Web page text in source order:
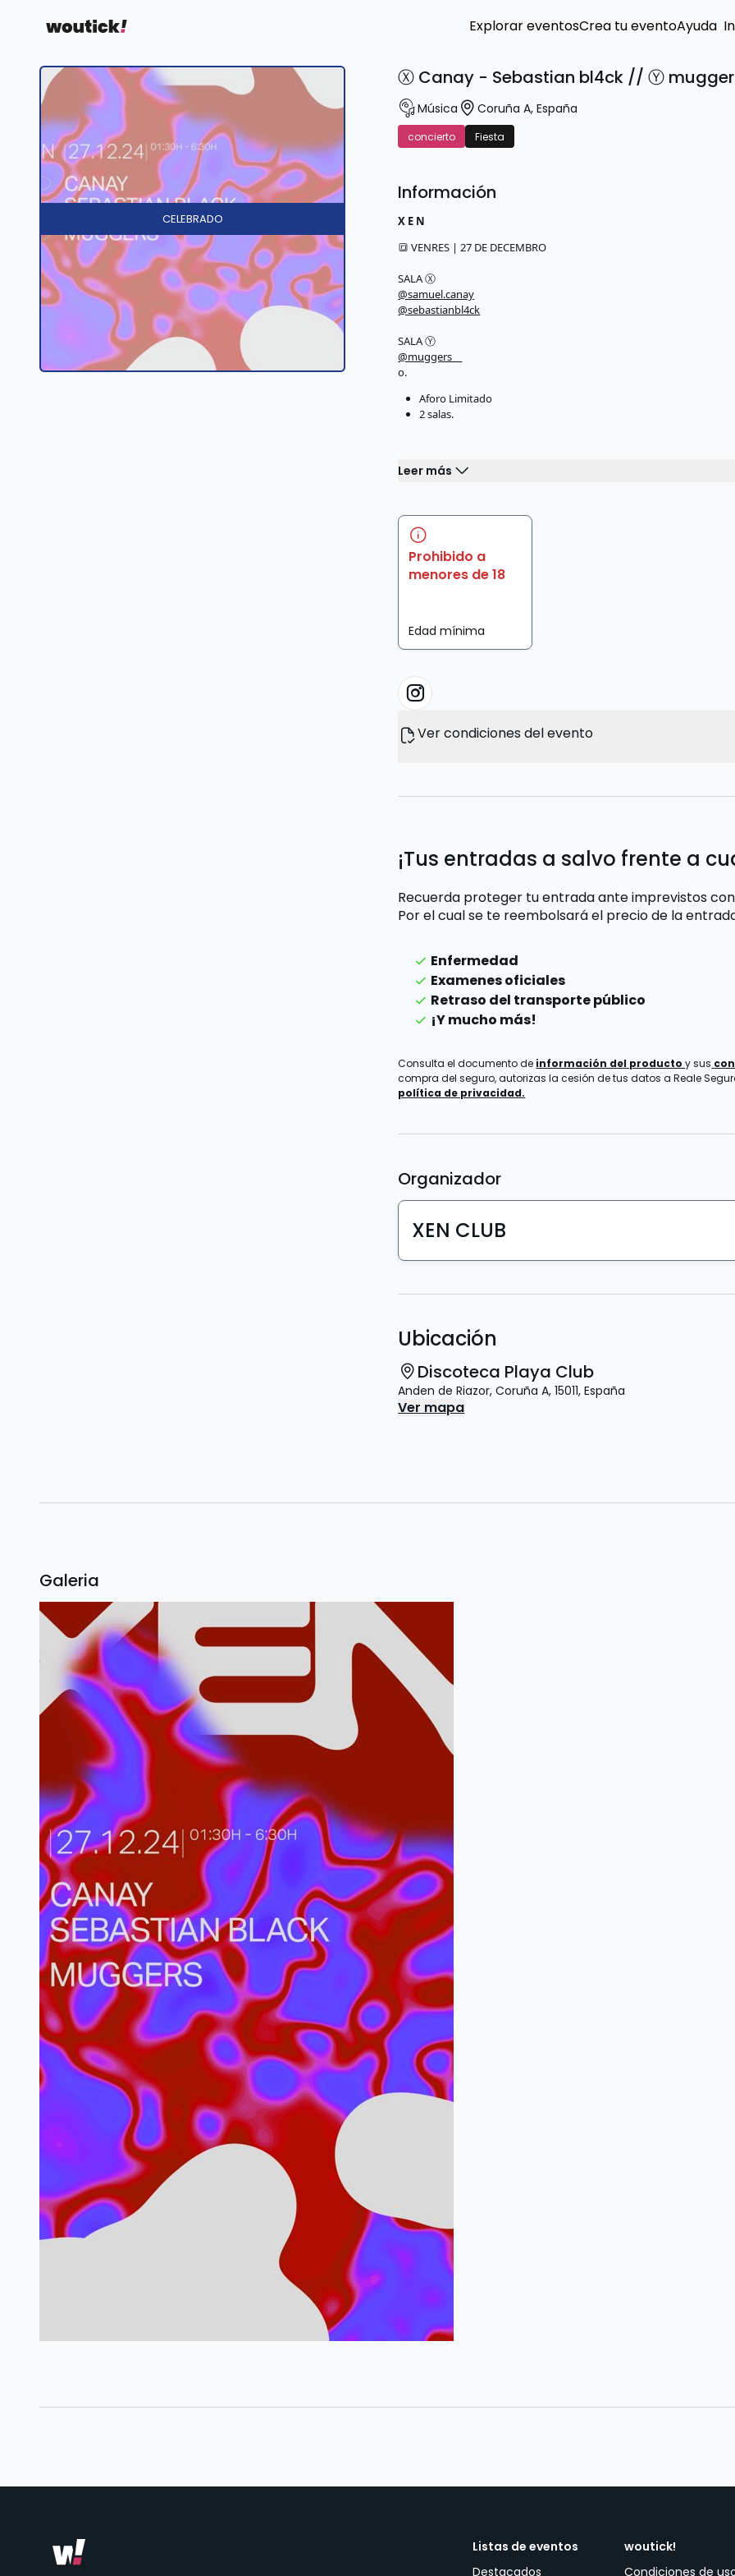
Explorar eventosCrea tu eventoAyuda
CELEBRADO
Ⓧ Canay - Sebastian bl4ck // Ⓨ
Música Coruña A, España
concierto Fiesta
Información
X E N
🔳 VENRES | 27 DE DECEMBRO
SALA Ⓧ
@samuel.canay
@sebastianbl4ck
SALA Ⓨ
@muggers__
o.
Aforo Limitado
2 salas.
Leer más
Prohibido a
menores de 18
Edad mínima
Ver condiciones del evento
¡Tus entradas a salvo frente a
Recuerda proteger tu entrada ante imprevistos
Por el cual se te reembolsará el precio de la
Enfermedad
Examenes oficiales
Retraso del transporte público
¡Y mucho más!
Consulta el documento de información del productoy sus
compra del seguro, autorizas la cesión de tus datos a Reale
política de privacidad.
Organizador
XEN CLUB
Ubicación
Discoteca Playa Club
Anden de Riazor, Coruña A, 15011, España
Ver mapa
Galeria
Listas de eventos
Destacados
woutick!
Condiciones de